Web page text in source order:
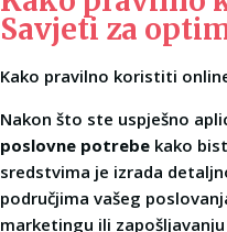
Savjeti za
Kako pravilno koristiti
Nakon što ste uspješno
poslovne potrebe kako
sredstvima je izrada
područjima vašeg
marketingu ili